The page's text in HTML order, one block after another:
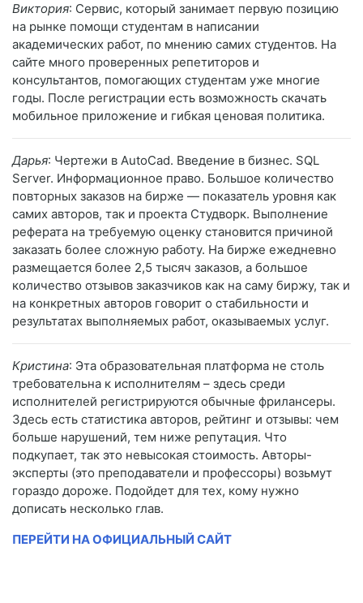
Виктория: Сервис, который занимает первую позицию
на рынке помощи студентам в написании
академических работ, по мнению самих студентов. На
сайте много проверенных репетиторов и
консультантов, помогающих студентам уже многие
годы. После регистрации есть возможность скачать
мобильное приложение и гибкая ценовая политика.
Дарья: Чертежи в AutoCad. Введение в бизнес. SQL
Server. Информационное право. Большое количество
повторных заказов на бирже — показатель уровня как
самих авторов, так и проекта Студворк. Выполнение
реферата на требуемую оценку становится причиной
заказать более сложную работу. На бирже ежедневно
размещается более 2,5 тысяч заказов, а большое
количество отзывов заказчиков как на саму биржу, так и
на конкретных авторов говорит о стабильности и
результатах выполняемых работ, оказываемых услуг.
Кристина: Эта образовательная платформа не столь
требовательна к исполнителям – здесь среди
исполнителей регистрируются обычные фрилансеры.
Здесь есть статистика авторов, рейтинг и отзывы: чем
больше нарушений, тем ниже репутация. Что
подкупает, так это невысокая стоимость. Авторы-
эксперты (это преподаватели и профессоры) возьмут
гораздо дороже. Подойдет для тех, кому нужно
дописать несколько глав.
ПЕРЕЙТИ НА ОФИЦИАЛЬНЫЙ САЙТ